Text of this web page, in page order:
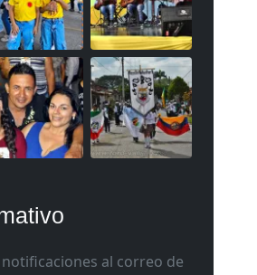
al correo de